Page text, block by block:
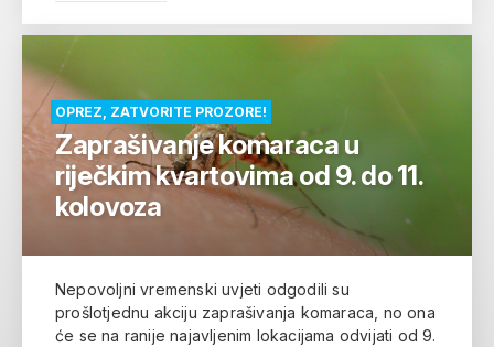
OPREZ, ZATVORITE PROZORE!
Zaprašivanje komaraca u
riječkim kvartovima od 9. do 11.
kolovoza
Nepovoljni vremenski uvjeti odgodili su
prošlotjednu akciju zaprašivanja komaraca, no ona
će se na ranije najavljenim lokacijama odvijati od 9.